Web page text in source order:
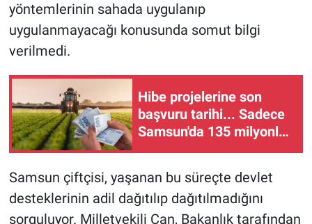
yöntemlerinin sahada uygulanıp
uygulanmayacağı konusunda somut bilgi
verilmedi.
Hibe projelerine son
başvuru tarihi... Sadece
Samsun'da 135 milyonluk
hibe destek ödemesi...
Samsun çiftçisi, yaşanan bu süreçte devlet
desteklerinin adil dağıtılıp dağıtılmadığını
sorguluyor. Milletvekili Çan, Bakanlık tarafından